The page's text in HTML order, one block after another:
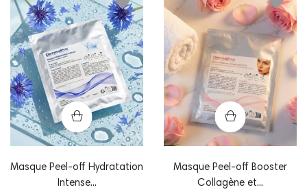
Masque Peel-off Hydratation
Intense...
Masque Peel-off Booster
Collagène et...